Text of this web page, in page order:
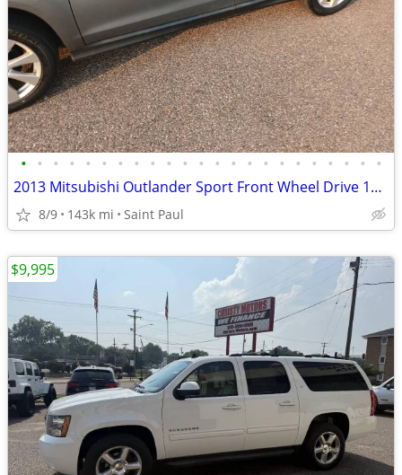
• • • • • • • • • • • • • • • • • • • • • • •
2013 Mitsubishi Outlander Sport Front Wheel Drive 143M
8/9 143k mi Saint Paul
$9,995